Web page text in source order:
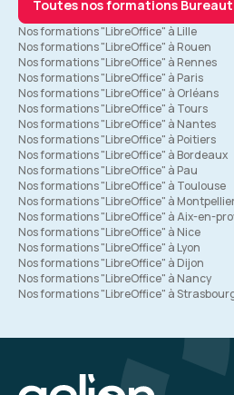
Toutes nos formations
Nos formations "LibreOffice" à Lille
Nos formations "LibreOffice" à Rouen
Nos formations "LibreOffice" à Rennes
Nos formations "LibreOffice" à Paris
Nos formations "LibreOffice" à Orléans
Nos formations "LibreOffice" à Tours
Nos formations "LibreOffice" à Nantes
Nos formations "LibreOffice" à Poitiers
Nos formations "LibreOffice" à Bordeaux
Nos formations "LibreOffice" à Pau
Nos formations "LibreOffice" à Toulouse
Nos formations "LibreOffice" à
Nos formations "LibreOffice" à Aix-en-
Nos formations "LibreOffice" à Nice
Nos formations "LibreOffice" à Lyon
Nos formations "LibreOffice" à Dijon
Nos formations "LibreOffice" à Nancy
Nos formations "LibreOffice" à